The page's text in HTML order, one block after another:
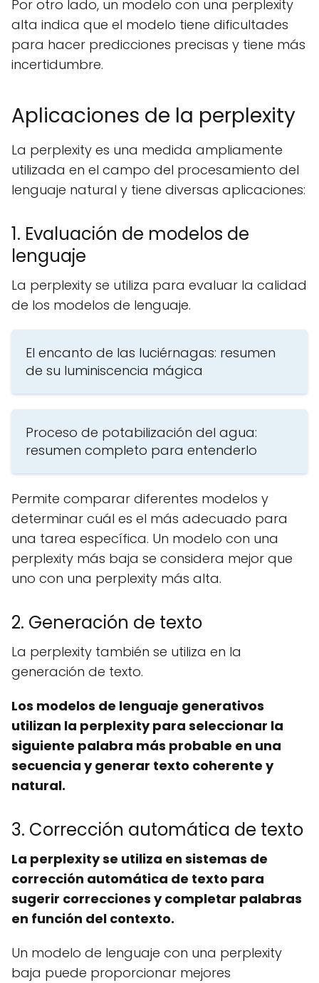
Por otro lado, un modelo con una perplexity
alta indica que el modelo tiene dificultades
para hacer predicciones precisas y tiene más
incertidumbre.
Aplicaciones de la perplexity
La perplexity es una medida ampliamente
utilizada en el campo del procesamiento del
lenguaje natural y tiene diversas aplicaciones:
1. Evaluación de modelos de
lenguaje
La perplexity se utiliza para evaluar la calidad
de los modelos de lenguaje.
El encanto de las luciérnagas: resumen
de su luminiscencia mágica
Proceso de potabilización del agua:
resumen completo para entenderlo
Permite comparar diferentes modelos y
determinar cuál es el más adecuado para
una tarea específica. Un modelo con una
perplexity más baja se considera mejor que
uno con una perplexity más alta.
2. Generación de texto
La perplexity también se utiliza en la
generación de texto.
Los modelos de lenguaje generativos
utilizan la perplexity para seleccionar la
siguiente palabra más probable en una
secuencia y generar texto coherente y
natural.
3. Corrección automática de texto
La perplexity se utiliza en sistemas de
corrección automática de texto para
sugerir correcciones y completar palabras
en función del contexto.
Un modelo de lenguaje con una perplexity
baja puede proporcionar mejores